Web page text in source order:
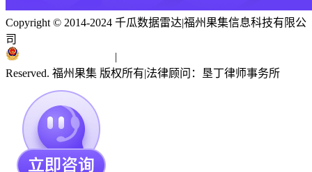
Copyright © 2014-2024 千瓜数据雷达|福州果集信息科技有限公
司
|
Reserved. 福州果集 版权所有|法律顾问：垦丁律师事务所